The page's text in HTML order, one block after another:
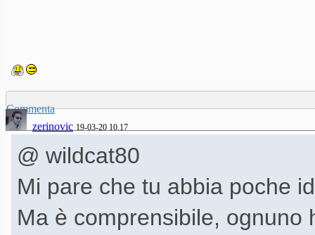
Commenta
zerinovic 19-03-20 10.17
@ wildcat80
Mi pare che tu abbia poche
Ma è comprensibile, ognuno